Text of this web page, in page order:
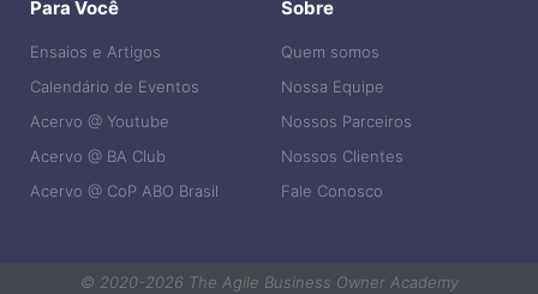
Para Você
Ensaios e Artigos
Calendário de Eventos
Acervo @ Youtube
Acervo @ BA Club
Acervo @ CoP ABO Brasil
Sobre
Quem somos
Nossa Equipe
Nossos Parceiros
Nossos Clientes
Fale Conosco
© 2020-2026 The Agile Business Owner Academy